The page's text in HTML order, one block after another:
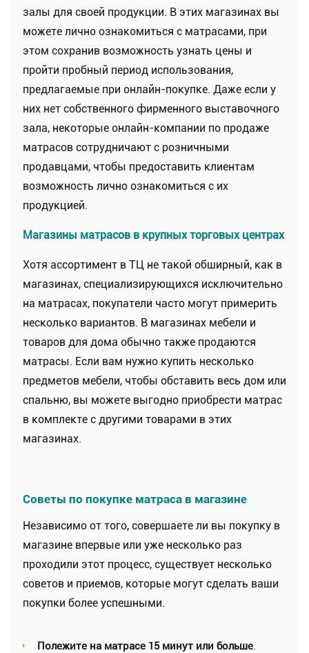
залы для своей продукции. В этих магазинах вы
можете лично ознакомиться с матрасами, при
этом сохранив возможность узнать цены и
пройти пробный период использования,
предлагаемые при онлайн-покупке. Даже если у
них нет собственного фирменного выставочного
зала, некоторые онлайн-компании по продаже
матрасов сотрудничают с розничными
продавцами, чтобы предоставить клиентам
возможность лично ознакомиться с их
продукцией.
Магазины матрасов в крупных торговых центрах
Хотя ассортимент в ТЦ не такой обширный, как в
магазинах, специализирующихся исключительно
на матрасах, покупатели часто могут примерить
несколько вариантов. В магазинах мебели и
товаров для дома обычно также продаются
матрасы. Если вам нужно купить несколько
предметов мебели, чтобы обставить весь дом или
спальню, вы можете выгодно приобрести матрас
в комплекте с другими товарами в этих
магазинах.
Советы по покупке матраса в магазине
Независимо от того, совершаете ли вы покупку в
магазине впервые или уже несколько раз
проходили этот процесс, существует несколько
советов и приемов, которые могут сделать ваши
покупки более успешными.
Полежите на матрасе 15 минут или больше.